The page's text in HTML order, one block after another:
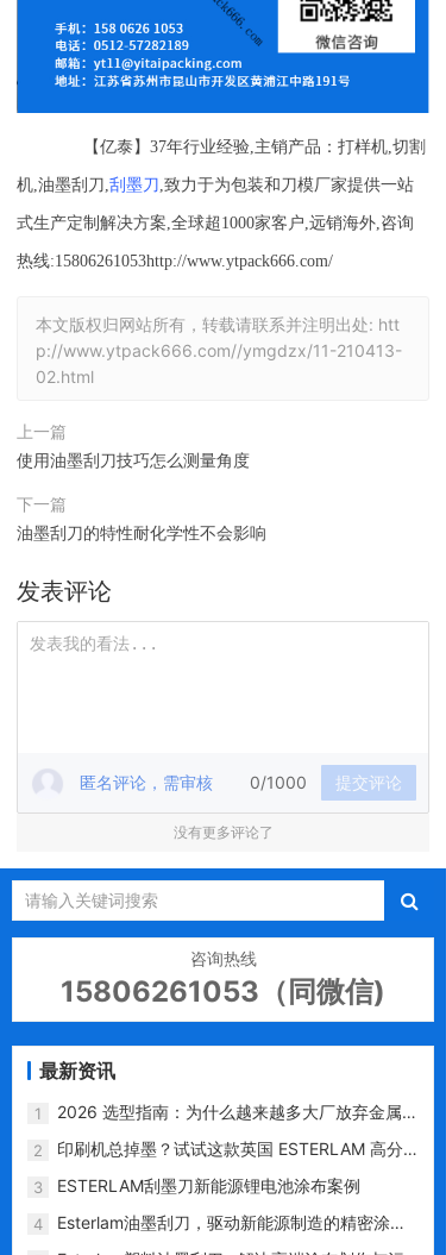
【亿泰】37年行业经验,主销产品：打样机,切割
机,油墨刮刀, 刮墨刀 ,致力于为包装和刀模厂家提供一站
式生产定制解决方案,全球超1000家客户,远销海外,咨询
热线:15806261053http://www.ytpack666.com/
本文版权归网站所有，转载请联系并注明出处: htt
p://www.ytpack666.com//ymgdzx/11-210413-
02.html
上一篇
使用油墨刮刀技巧怎么测量角度
下一篇
油墨刮刀的特性耐化学性不会影响
发表评论
匿名评论，需审核 0/1000 提交评论
没有更多评论了
咨询热线
15806261053（同微信)
最新资讯
1
2026 选型指南：为什么越来越多大厂放弃金属
刀，选用 ESTERLAM 塑料刮墨刀？
2
印刷机总掉墨？试试这款英国 ESTERLAM 高分
3 ESTERLAM刮墨刀新能源锂电池涂布案例
4
Esterlam油墨刮刀，驱动新能源制造的精密涂层